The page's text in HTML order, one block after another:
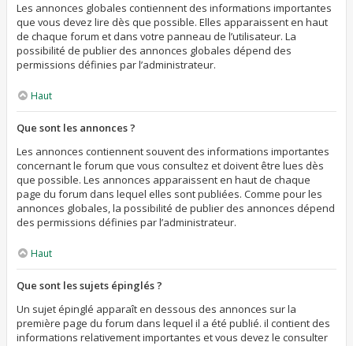
Les annonces globales contiennent des informations importantes
que vous devez lire dès que possible. Elles apparaissent en haut
de chaque forum et dans votre panneau de l’utilisateur. La
possibilité de publier des annonces globales dépend des
permissions définies par l’administrateur.
Haut
Que sont les annonces ?
Les annonces contiennent souvent des informations importantes
concernant le forum que vous consultez et doivent être lues dès
que possible. Les annonces apparaissent en haut de chaque
page du forum dans lequel elles sont publiées. Comme pour les
annonces globales, la possibilité de publier des annonces dépend
des permissions définies par l’administrateur.
Haut
Que sont les sujets épinglés ?
Un sujet épinglé apparaît en dessous des annonces sur la
première page du forum dans lequel il a été publié. il contient des
informations relativement importantes et vous devez le consulter